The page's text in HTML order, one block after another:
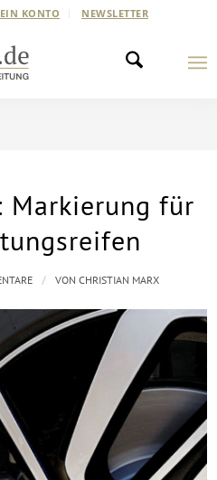
KONTO NEWSLETTER
Markierung für
/ VONCHRISTIAN MARX